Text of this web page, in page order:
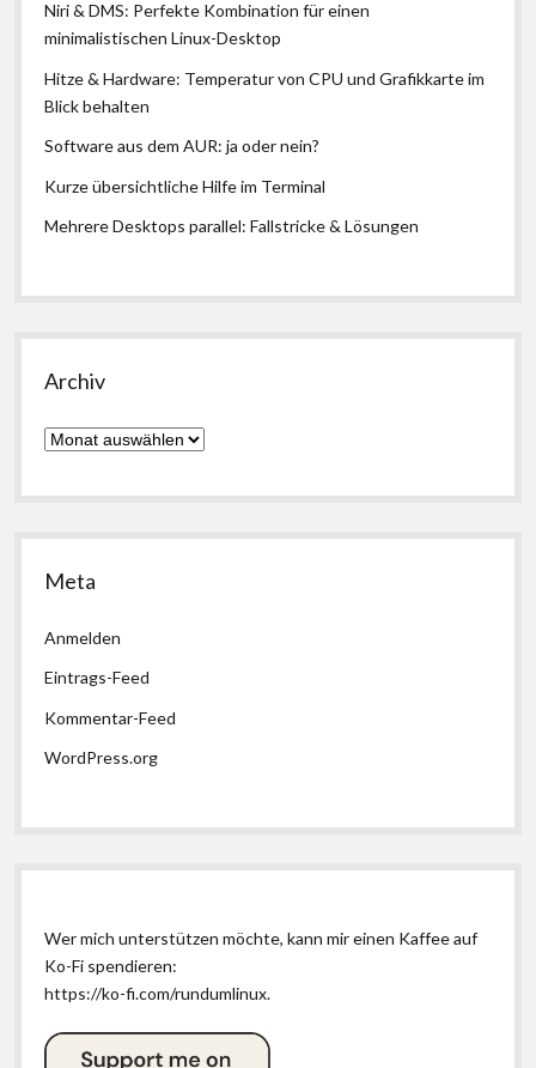
Niri & DMS: Perfekte Kombination für einen
minimalistischen Linux-Desktop
Hitze & Hardware: Temperatur von CPU und Grafikkarte im
Blick behalten
Software aus dem AUR: ja oder nein?
Kurze übersichtliche Hilfe im Terminal
Mehrere Desktops parallel: Fallstricke & Lösungen
Archiv
Archiv
Meta
Anmelden
Eintrags-Feed
Kommentar-Feed
WordPress.org
Wer mich unterstützen möchte, kann mir einen Kaffee auf
Ko-Fi spendieren:
https://ko-fi.com/rundumlinux.